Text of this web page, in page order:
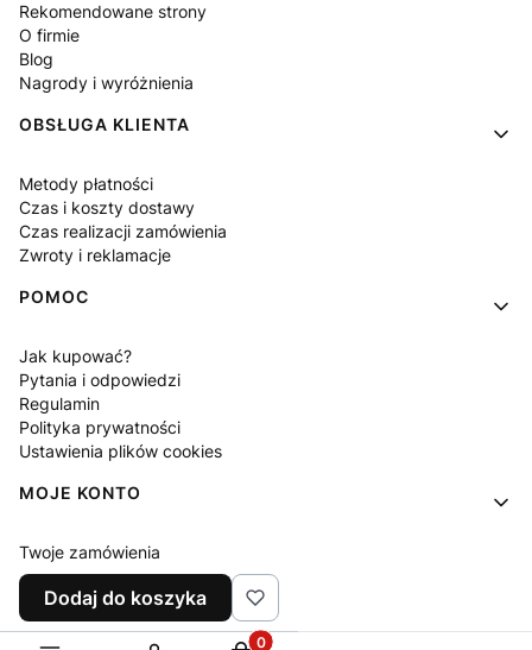
Rekomendowane strony
O firmie
Blog
Nagrody i wyróżnienia
OBSŁUGA KLIENTA
Metody płatności
Czas i koszty dostawy
Czas realizacji zamówienia
Zwroty i reklamacje
POMOC
Jak kupować?
Pytania i odpowiedzi
Regulamin
Polityka prywatności
Ustawienia plików cookies
MOJE KONTO
Twoje zamówienia
Ustawienia konta
Ulubione
Dodaj do koszyka